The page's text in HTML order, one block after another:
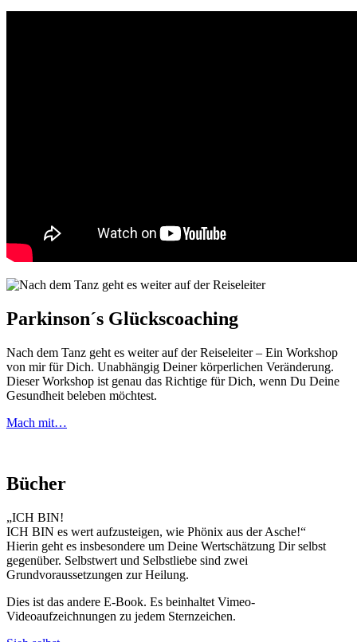
Parkinson´s Glückscoaching
Nach dem Tanz geht es weiter auf der Reiseleiter – Ein Workshop
von mir für Dich. Unabhängig Deiner körperlichen Veränderung.
Dieser Workshop ist genau das Richtige für Dich, wenn Du Deine
Gesundheit beleben möchtest.
Mach mit…
Bücher
„ICH BIN!
ICH BIN es wert aufzusteigen, wie Phönix aus der Asche!“
Hierin geht es insbesondere um Deine Wertschätzung Dir selbst
gegenüber. Selbstwert und Selbstliebe sind zwei
Grundvoraussetzungen zur Heilung.
Dies ist das andere E-Book. Es beinhaltet Vimeo-
Videoaufzeichnungen zu jedem Sternzeichen.